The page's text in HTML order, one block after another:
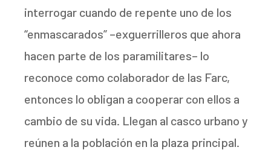
interrogar cuando de repente uno de los
“enmascarados” –exguerrilleros que ahora
hacen parte de los paramilitares– lo
reconoce como colaborador de las Farc,
entonces lo obligan a cooperar con ellos a
cambio de su vida. Llegan al casco urbano y
reúnen a la población en la plaza principal.